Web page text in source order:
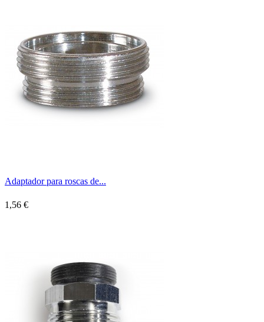
Adaptador para roscas de...
1,56 €